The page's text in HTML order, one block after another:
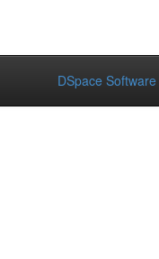
DSpace Software